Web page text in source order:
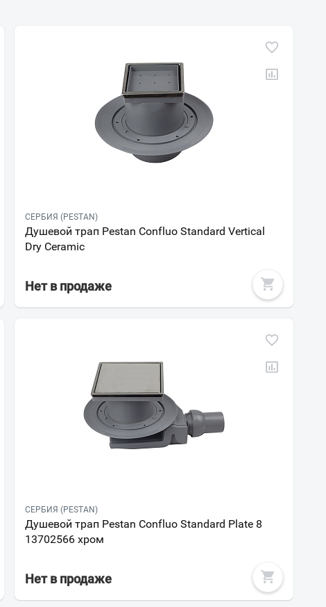
СЕРБИЯ (PESTAN)
Душевой трап Pestan Confluo Standard Vertical
Dry Ceramic
Нет в продаже
СЕРБИЯ (PESTAN)
Душевой трап Pestan Confluo Standard Plate 8
13702566 хром
Нет в продаже